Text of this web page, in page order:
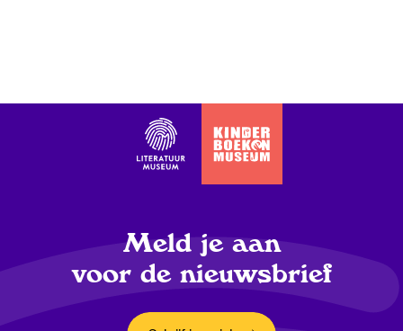
Meld je aan
voor de nieuwsbrief